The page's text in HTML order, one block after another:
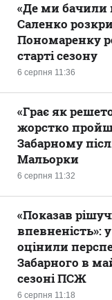
6 серпня 11:36
«Де ми бачили
Саленко
Пономаренку
старті сезону
6 серпня 11:32
«Грає як
жорстко
Забарному
Мальорки
6 серпня 11:18
«Показав
впевненість»:
оцінили
Забарного в
сезоні ПСЖ